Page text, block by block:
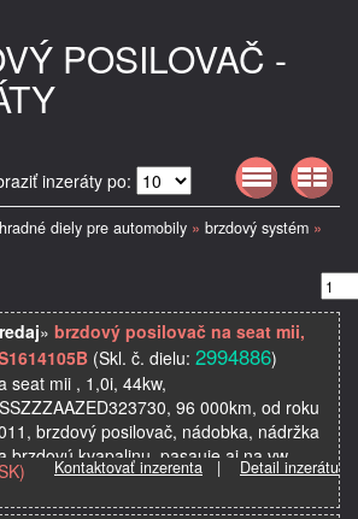
POSILOVAČ -
inzeráty po:
diely pre automobily » brzdový systém »
» brzdový posilovač na seat mii,
(Skl. č. dielu: 2994886)
seat mii , 1,0i, 44kw,
96 000km, od roku
brzdový posilovač, nádobka, nádržka
brzdovú kvapalinu, pasauje aj na vw
up, skoda citigo, použi…
Kontaktovať inzerenta | Detail inzerátu